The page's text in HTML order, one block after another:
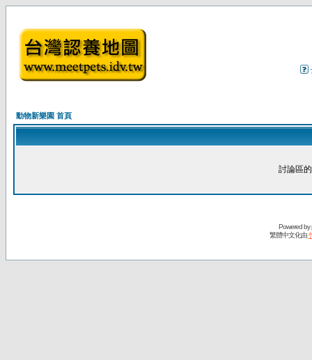
動物新樂園 首頁
討論區
Powered by
繁體中文化由